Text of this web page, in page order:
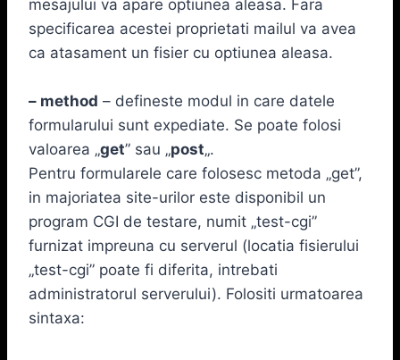
mesajului va apare optiunea aleasa. Fara
specificarea acestei proprietati mailul va avea
ca atasament un fisier cu optiunea aleasa.
– method – defineste modul in care datele
formularului sunt expediate. Se poate folosi
valoarea „get” sau „post„.
Pentru formularele care folosesc metoda „get”,
in majoriatea site-urilor este disponibil un
program CGI de testare, numit „test-cgi”
furnizat impreuna cu serverul (locatia fisierului
„test-cgi” poate fi diferita, intrebati
administratorul serverului). Folositi urmatoarea
sintaxa: